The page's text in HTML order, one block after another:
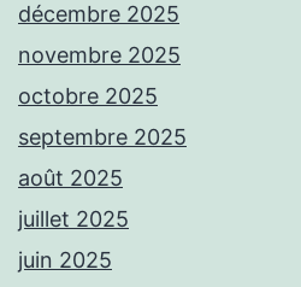
décembre 2025
novembre 2025
octobre 2025
septembre 2025
août 2025
juillet 2025
juin 2025